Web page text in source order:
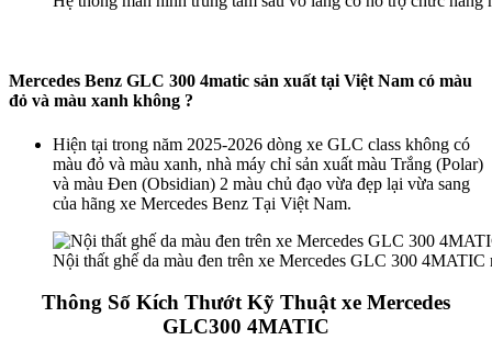
Mercedes Benz GLC 300 4matic sản xuất tại Việt Nam có màu
đỏ và màu xanh không ?
Hiện tại trong năm 2025-2026 dòng xe GLC class không có
màu đỏ và màu xanh, nhà máy chỉ sản xuất màu Trắng (Polar)
và màu Đen (Obsidian) 2 màu chủ đạo vừa đẹp lại vừa sang
của hãng xe Mercedes Benz Tại Việt Nam.
Nội thất ghế da màu đen trên xe Mercedes GLC 300 4MATIC
Thông Số Kích Thướt Kỹ Thuật xe Mercedes
GLC300 4MATIC